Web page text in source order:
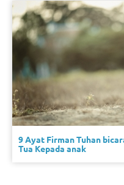
9 Ayat Firman Tuhan
Tua Kepada anak